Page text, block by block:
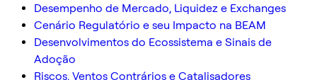
Desempenho de Mercado, Liquidez e Exchanges
Cenário Regulatório e seu Impacto na BEAM
Desenvolvimentos do Ecossistema e Sinais de
Adoção
Riscos, Ventos Contrários e Catalisadores